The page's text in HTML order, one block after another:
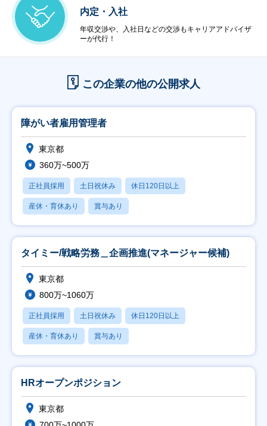
内定・入社
年収交渉や、入社日などの交渉もキャリアアドバイザ
ーが代行！
この企業の他の公開求人
障がい者雇用管理者
東京都
360万~500万
正社員採用 土日祝休み 休日120日以上
産休・育休あり 賞与あり
タイミー/戦略労務＿企画推進(マネージャー候補)
東京都
800万~1060万
正社員採用 土日祝休み 休日120日以上
産休・育休あり 賞与あり
HRオープンポジション
東京都